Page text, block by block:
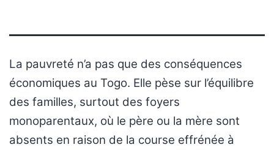
La pauvreté n’a pas que des conséquences
économiques au Togo. Elle pèse sur l’équilibre
des familles, surtout des foyers
monoparentaux, où le père ou la mère sont
absents en raison de la course effrénée à